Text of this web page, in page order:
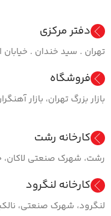
دفتر مرکزی
تهران . سید خندان . خیابان
فروشگاه
بازار بزرگ تهران، بازار
کارخانه رشت
رشت، شهرک صنعتی
کارخانه لنگرود
لنگرود، شهرک صنعتی،